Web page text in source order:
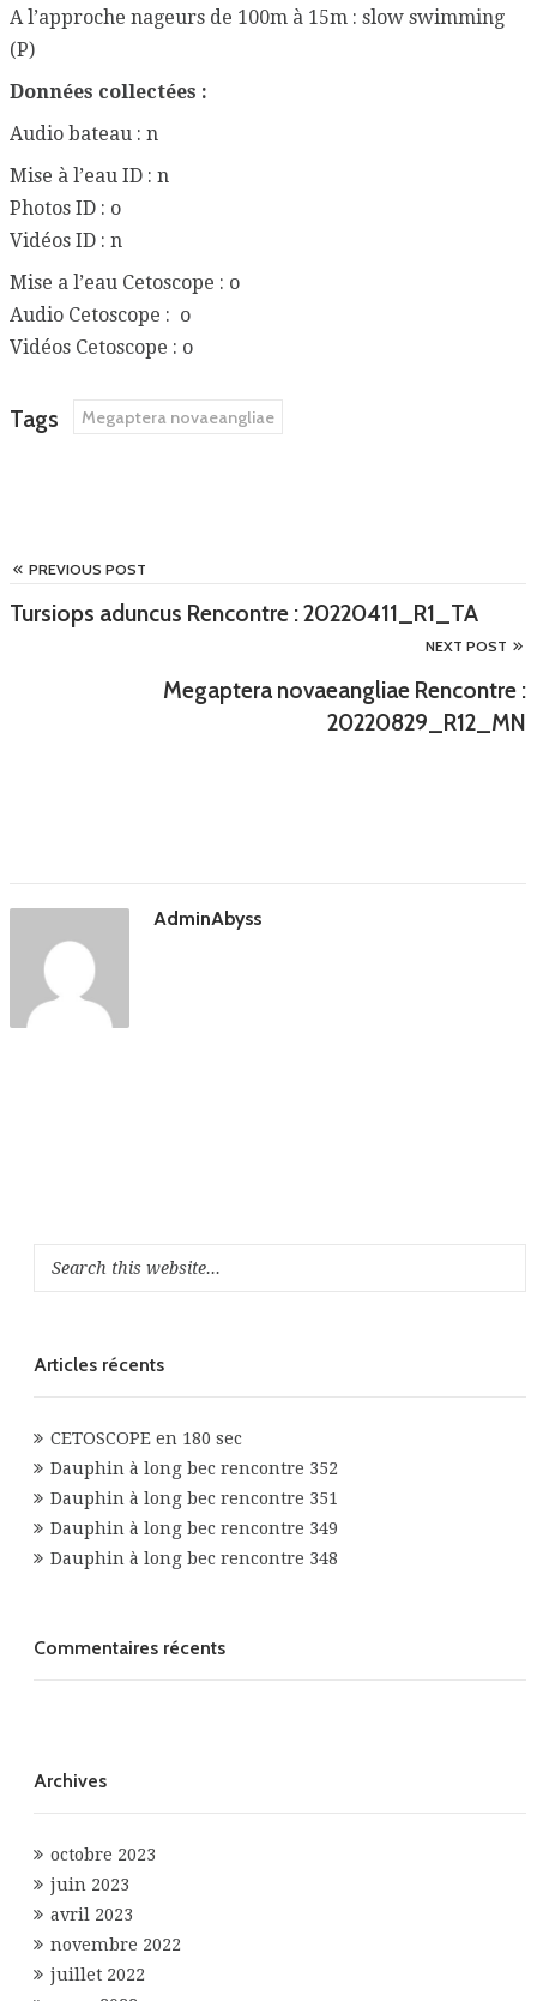
A l’approche nageurs de 100m à 15m : slow swimming
(P)
Données collectées :
Audio bateau : n
Mise à l’eau ID : n
Photos ID : o
Vidéos ID : n
Mise a l’eau Cetoscope : o
Audio Cetoscope : o
Vidéos Cetoscope : o
Tags Megaptera novaeangliae
PREVIOUS POST
Tursiops aduncus Rencontre : 20220411_R1_TA
NEXT POST
Megaptera novaeangliae Rencontre :
20220829_R12_MN
AdminAbyss
Articles récents
CETOSCOPE en 180 sec
Dauphin à long bec rencontre 352
Dauphin à long bec rencontre 351
Dauphin à long bec rencontre 349
Dauphin à long bec rencontre 348
Commentaires récents
Archives
octobre 2023
juin 2023
avril 2023
novembre 2022
juillet 2022